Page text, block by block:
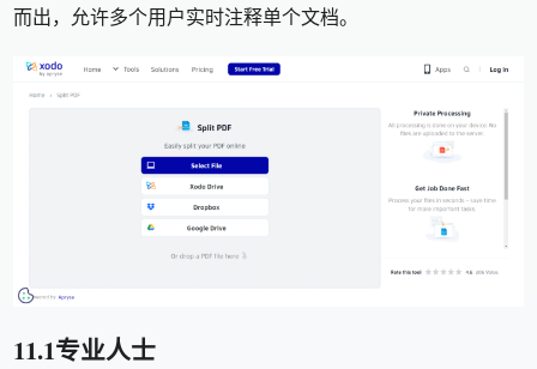
而出，允许多个用户实时注释单个文档。
11.1专业人士